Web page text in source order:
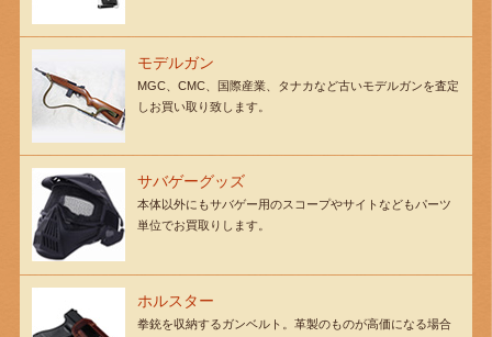
モデルガン
MGC、CMC、国際産業、タナカなど古いモデルガンを査定
しお買い取り致します。
サバゲーグッズ
本体以外にもサバゲー用のスコープやサイトなどもパーツ
単位でお買取りします。
ホルスター
拳銃を収納するガンベルト。革製のものが高価になる場合